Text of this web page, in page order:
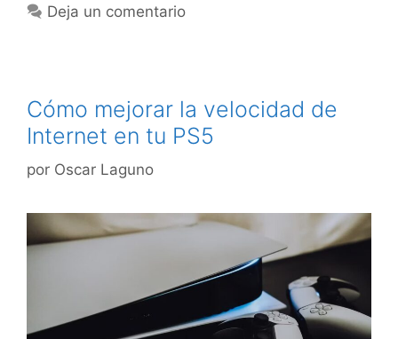
Deja un comentario
Cómo mejorar la velocidad de
Internet en tu PS5
por Oscar Laguno